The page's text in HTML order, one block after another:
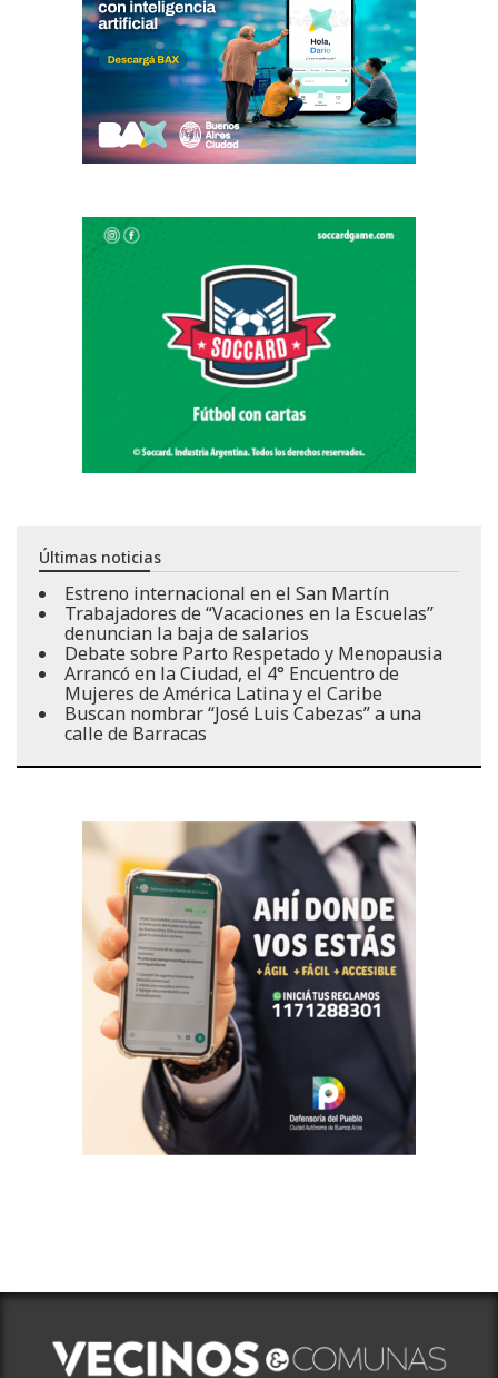
Últimas noticias
Estreno internacional en el San Martín
Trabajadores de “Vacaciones en la Escuelas”
denuncian la baja de salarios
Debate sobre Parto Respetado y Menopausia
Arrancó en la Ciudad, el 4° Encuentro de
Mujeres de América Latina y el Caribe
Buscan nombrar “José Luis Cabezas” a una
calle de Barracas